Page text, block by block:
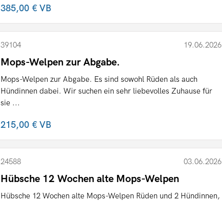
385,00 €VB
39104 19.06.2026
Mops-Welpen zur Abgabe.
Mops-Welpen zur Abgabe. Es sind sowohl Rüden als auch
Hündinnen dabei. Wir suchen ein sehr liebevolles Zuhause für
sie ...
215,00 €VB
24588 03.06.2026
Hübsche 12 Wochen alte Mops-Welpen
Hübsche 12 Wochen alte Mops-Welpen Rüden und 2 Hündinnen,